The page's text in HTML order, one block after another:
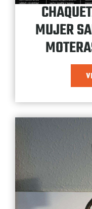
MUJER